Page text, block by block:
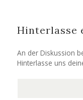
Hinterlasse
An der Diskussion
Hinterlasse uns